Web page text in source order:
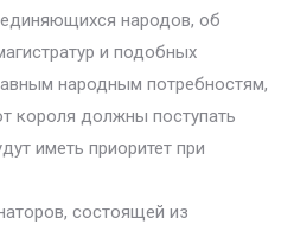
народов, об
и подобных
народным потребностям,
короля должны поступать
иметь приоритет при
состоящей из